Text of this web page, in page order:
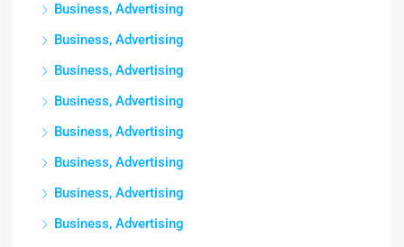
Business, Advertising
Business, Advertising
Business, Advertising
Business, Advertising
Business, Advertising
Business, Advertising
Business, Advertising
Business, Advertising